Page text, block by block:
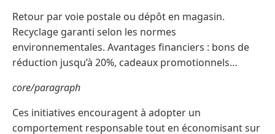
Retour par voie postale ou dépôt en magasin.
Recyclage garanti selon les normes
environnementales. Avantages financiers : bons de
réduction jusqu’à 20%, cadeaux promotionnels…
core/paragraph
Ces initiatives encouragent à adopter un
comportement responsable tout en économisant sur